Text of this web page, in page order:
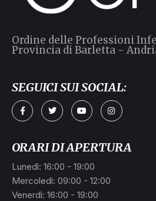
ORARI DI APERTURA
Lunedì: 16:00 - 19:00
Mercoledì: 09:00 - 12:00
Venerdì: 16:00 - 19:00
Ordine delle Professioni
Provincia di Barletta -
SEGUICI SUI SOCIAL: